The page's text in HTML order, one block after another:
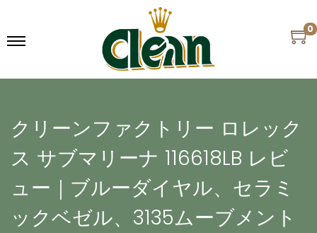
0
クリーンファクトリー ロレック
ス サブマリーナ 116618LB レビ
ュー｜ブルーダイヤル、セラミ
ックベゼル、3135ムーブメント